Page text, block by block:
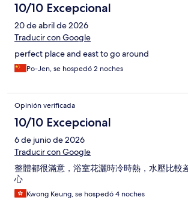
10/10 Excepcional
20 de abril de 2026
Traducir con Google
perfect place and east to go around
Po-Jen, se hospedó 2 noches
Opinión verificada
10/10 Excepcional
6 de junio de 2026
Traducir con Google
整體都很滿意，浴室花灑時冷時熱，水壓比較
心
Kwong Keung, se hospedó 4 noches